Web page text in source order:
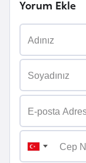
Yorum Ekle
a
H
r
e